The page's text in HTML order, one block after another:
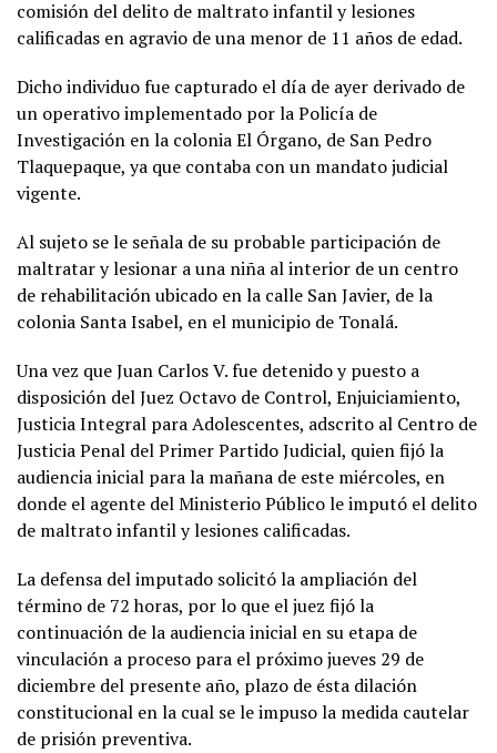
comisión del delito de maltrato infantil y lesiones
calificadas en agravio de una menor de 11 años de edad.
Dicho individuo fue capturado el día de ayer derivado de
un operativo implementado por la Policía de
Investigación en la colonia El Órgano, de San Pedro
Tlaquepaque, ya que contaba con un mandato judicial
vigente.
Al sujeto se le señala de su probable participación de
maltratar y lesionar a una niña al interior de un centro
de rehabilitación ubicado en la calle San Javier, de la
colonia Santa Isabel, en el municipio de Tonalá.
Una vez que Juan Carlos V. fue detenido y puesto a
disposición del Juez Octavo de Control, Enjuiciamiento,
Justicia Integral para Adolescentes, adscrito al Centro de
Justicia Penal del Primer Partido Judicial, quien fijó la
audiencia inicial para la mañana de este miércoles, en
donde el agente del Ministerio Público le imputó el delito
de maltrato infantil y lesiones calificadas.
La defensa del imputado solicitó la ampliación del
término de 72 horas, por lo que el juez fijó la
continuación de la audiencia inicial en su etapa de
vinculación a proceso para el próximo jueves 29 de
diciembre del presente año, plazo de ésta dilación
constitucional en la cual se le impuso la medida cautelar
de prisión preventiva.